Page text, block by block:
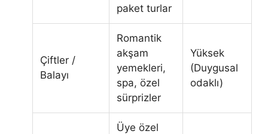
paket turlar
Çiftler /
Balayı
Romantik
akşam
yemekleri,
spa, özel
sürprizler
Yüksek
(Duygusal
odaklı)
Üye özel